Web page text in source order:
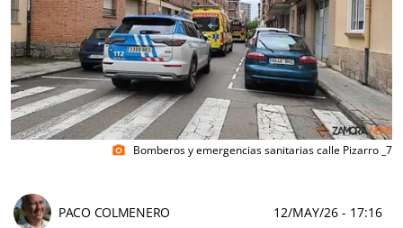
photo_camera Bomberos y emergencias sanitarias calle Pizarro _7
PACO COLMENERO 12/MAY/26 - 17:16